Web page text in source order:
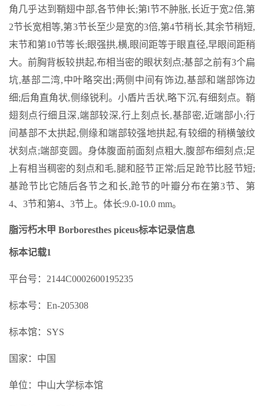
角几乎达到鞘翅中部,各节伸长;第l节不肿胀,长近于宽2倍,第
2节长宽相等,第3节长至少是宽的3倍,第4节稍长,其余节稍短,
末节和第10节等长;眼强拱,横,眼间距等于眼直径,早眼间距稍
大。前胸背板较拱起,布相当密的眼状刻点;基部之前有3个扁
坑,基部二湾,中叶略突出;两侧中间有饰边,基部和端部饰边
细;后角直角状,侧缘锐利。小盾片舌状,略下沉,有细刻点。鞘
翅刻点行细且深,端部较深,行上刻点长,基部密,近端部小;行
间基部不太拱起,侧缘和端部较强地拱起,有较细的稍横皱纹
状刻点;端部变圆。身体腹面前面刻点粗大,腹部布细刻点;足
上有相当稠密的刻点和毛,腿和胫节正常;后足跄节比胫节短;
基跄节比它随后各节之和长,跄节的叶瓣分布在第3节、第
4、3节和第4、3节上。体长:9.0-10.0 mm。
脂污朽木甲 Borboresthes piceus标本记录信息
标本记载1
平台号：2144C0002600195235
标本号：En-205308
标本馆：SYS
国家：中国
单位：中山大学标本馆